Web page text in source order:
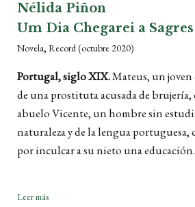
Nélida Piñon
Um Dia Chegarei a Sagres
Novela, Record(octubre 2020)
Portugal, siglo XIX.Mateus, un
de una prostituta acusada de brujería,
abuelo Vicente, un hombre sin
naturaleza y de la lengua portuguesa,
por inculcar a su nieto una educación.
Leer más